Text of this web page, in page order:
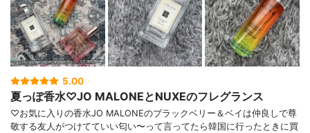
5.00
夏っぽ香水♡JO MALONEとNUXEのフレグランス
♡お気に入りの香水JO MALONEのブラックベリー＆ベイは仲良しで尊
敬する友人がつけてていい匂い〜って言ってたら韓国に行ったときに買